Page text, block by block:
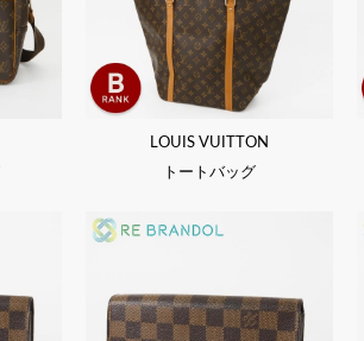
LOUIS VUITTON
トートバッグ